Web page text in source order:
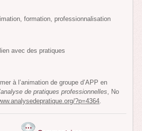
formation, professionnalisation
avec des pratiques
à l’animation de groupe d’APP en
de pratiques professionnelles, No
?p=4364.